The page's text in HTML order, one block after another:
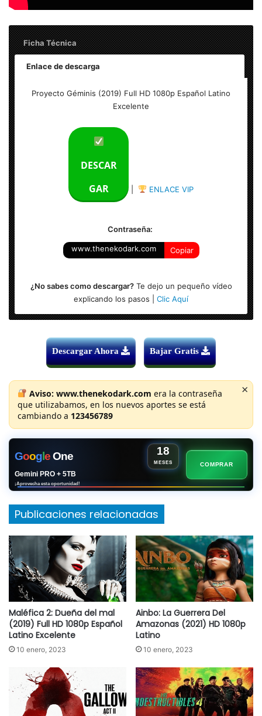
Ficha Técnica
Enlace de descarga
Excelente
Proyecto Géminis (2019) Full HD 1080p Español Latino
Excelente
DESCAR
GAR
ENLACE VIP
Contraseña:
www.thenekodark.com Copiar
¿No sabes como descargar?Te dejo un pequeño vídeo
explicando los pasos | Clic Aquí
Descargar Ahora Bajar Gratis
Aviso: www.thenekodark.com era la contraseña
que utilizabamos, en los nuevos aportes se está
cambiando a 123456789
×
GoogeOne 18
MESES
Gemini PRO + 5TB
¡Aprovecha esta oportunidad!
COMPRAR
Publicaciones relacionadas
Maléfica 2: Dueña del mal
(2019) Full HD 1080p Español
Latino Excelente
10 enero, 2023
Ainbo: La Guerrera Del
Amazonas (2021) HD 1080p
Latino
10 enero, 2023